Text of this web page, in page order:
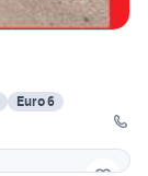
Euro 6